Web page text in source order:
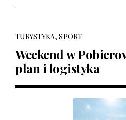
TURYSTYKA, SPORT
Weekend w
plan i logistyka